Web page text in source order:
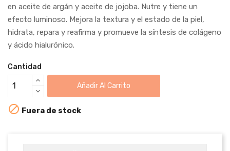
en aceite de argán y aceite de jojoba. Nutre y tiene un
efecto luminoso. Mejora la textura y el estado de la piel,
hidrata, repara y reafirma y promueve la síntesis de colágeno
y ácido hialurónico.
Cantidad
Añadir Al Carrito
 Fuera de stock